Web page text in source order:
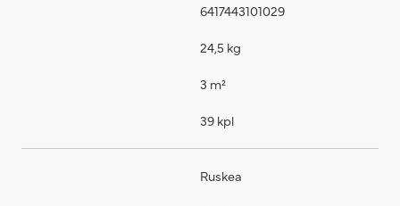
6417443101029
24,5 kg
3 m²
39 kpl
Ruskea